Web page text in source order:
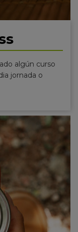
algún curso
jornada o